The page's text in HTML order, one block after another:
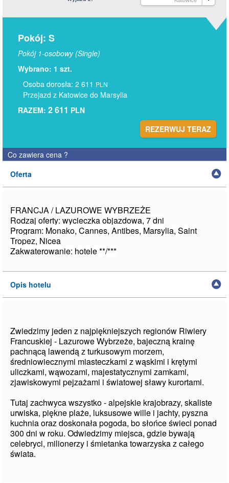
Pokój: S
Pokój 1-osobowy (Single)
Wybrano: 1 szt.
Osoba dorosła: 2 611 PLN
Przejazd z Katowice do Marsylia
RAZEM: 2 611 PLN
REZERWUJ TERAZ
Co zawiera cena ?
Oferta
FRANCJA / LAZUROWE WYBRZEŻE
Rodzaj oferty: wycieczka objazdowa, 7 dni
Program: Monako, Cannes, Antibes, Marsylia, Saint
Tropez, Nicea
Zakwaterowanie: hotele **/***
Opis hotelu
Zwiedzimy jeden z najpiękniejszych regionów Riwiery
Francuskiej - Lazurowe Wybrzeże, bajeczną krainę
pachnącą lawendą z turkusowym morzem,
średniowiecznymi miasteczkami z wąskimi i krętymi
uliczkami, wąwozami, majestatycznymi zamkami,
zjawiskowymi pejzażami i światowej sławy kurortami.
Tutaj zachwyca wszystko - alpejskie krajobrazy, skaliste
urwiska, piękne plaże, luksusowe wille i jachty, pyszna
kuchnia oraz doskonała pogoda, bo słońce świeci ponad
300 dni w roku. Odwiedzimy miejsca, gdzie bywają
celebryci, milionerzy i śmietanka towarzyska z całego
świata.